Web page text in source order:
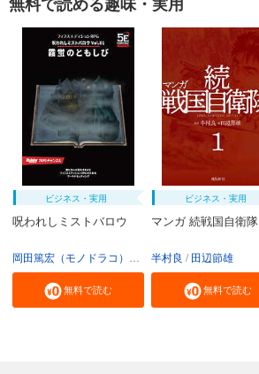
ビジネス・実用
呪われしミストバロウ
岡田篤宏（モノドラコ）宮﨑樹
無料で読む
ビジネス・実用
マンガ 続戦国自衛隊
半村良 田辺節雄
無料で読む